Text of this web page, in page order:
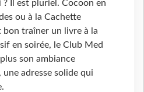
? Il est pluriel. Cocoon en
ou à la Cachette
traîner un livre à la
en soirée, le Club Med
son ambiance
adresse solide qui